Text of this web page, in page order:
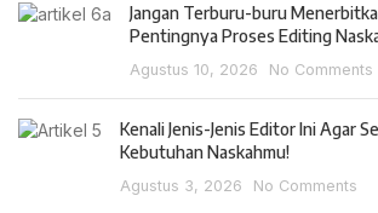
Jangan Terburu-buru
Pentingnya Proses Editing
Agustus 10, 2026 No Comments
Kenali Jenis-Jenis Editor Ini Agar
Kebutuhan Naskahmu!
Agustus 3, 2026 No Comments